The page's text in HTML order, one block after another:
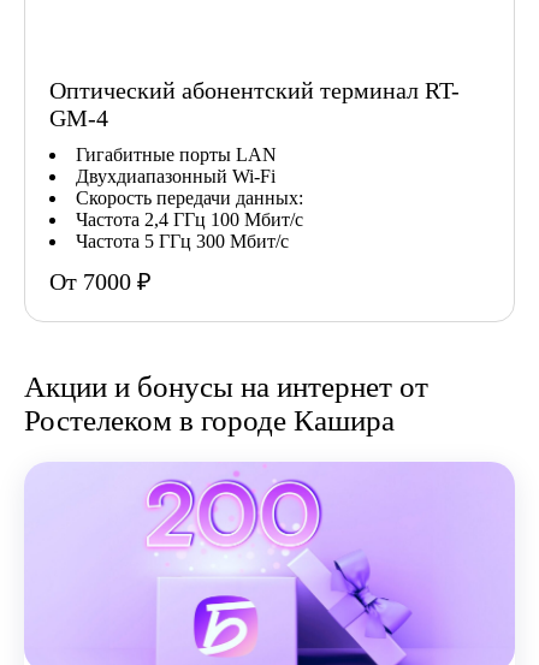
Оптический абонентский терминал RT-
GM-4
Гигабитные порты LAN
Двухдиапазонный Wi-Fi
Скорость передачи данных:
Частота 2,4 ГГц 100 Мбит/с
Частота 5 ГГц 300 Мбит/с
От 7000 ₽
Акции и бонусы на интернет от
Ростелеком в городе Кашира